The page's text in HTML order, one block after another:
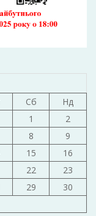
Сб
Нд
1
2
8
9
15
16
22
23
29
30